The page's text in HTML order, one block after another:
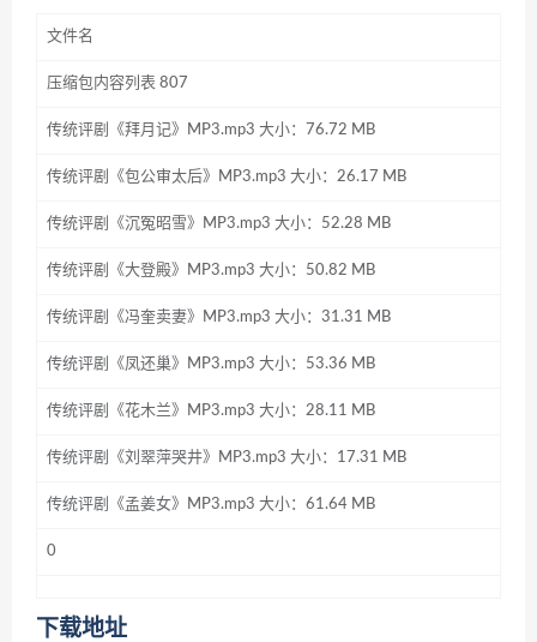
文件名
压缩包内容列表 807
传统评剧《拜月记》MP3.mp3 大小：76.72 MB
传统评剧《包公审太后》MP3.mp3 大小：26.17 MB
传统评剧《沉冤昭雪》MP3.mp3 大小：52.28 MB
传统评剧《大登殿》MP3.mp3 大小：50.82 MB
传统评剧《冯奎卖妻》MP3.mp3 大小：31.31 MB
传统评剧《凤还巢》MP3.mp3 大小：53.36 MB
传统评剧《花木兰》MP3.mp3 大小：28.11 MB
传统评剧《刘翠萍哭井》MP3.mp3 大小：17.31 MB
传统评剧《孟姜女》MP3.mp3 大小：61.64 MB
0
下载地址